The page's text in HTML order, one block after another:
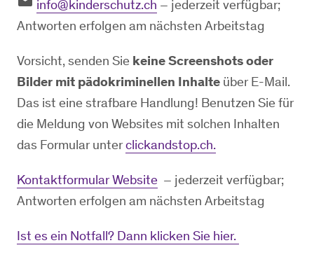
info@kinderschutz.ch – jederzeit verfügbar;
Antworten erfolgen am nächsten Arbeitstag
Vorsicht, senden Sie keine Screenshots oder
Bilder mit pädokriminellen Inhalte über E-Mail.
Das ist eine strafbare Handlung! Benutzen Sie für
die Meldung von Websites mit solchen Inhalten
das Formular unterclickandstop.ch.
Kontaktformular Website – jederzeit verfügbar;
Antworten erfolgen am nächsten Arbeitstag
Ist es ein Notfall? Dann klicken Sie hier.